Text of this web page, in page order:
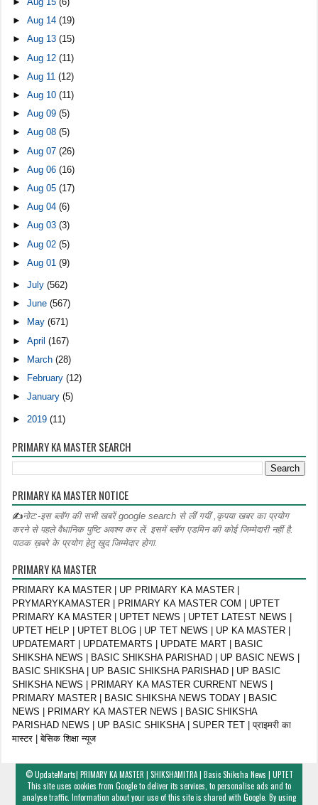
►Aug 14(19)
►Aug 13(15)
►Aug 12(11)
►Aug 11(12)
►Aug 10(11)
►Aug 09(5)
►Aug 08(5)
►Aug 07(26)
►Aug 06(16)
►Aug 05(17)
►Aug 04(6)
►Aug 03(3)
►Aug 02(5)
►Aug 01(9)
►July(562)
►June(567)
►
May(671)
►April(167)
►
March(28)
►
February(12)
►January(5)
► 2019(11)
PRIMARY KA MASTER SEARCH
PRIMARY KA MASTER NOTICE
✍नोट:-इस ब्लॉग की सभी खबरें google search से लीं गयीं ,कृपया खबर का प्रयोग
करने से पहले वैधानिक पुष्टि अवश्य कर लें. इसमें ब्लॉग एडमिन की कोई जिम्मेदारी नहीं है.
पाठक ख़बरे के प्रयोग हेतु खुद जिम्मेदार होगा.
PRIMARY KA MASTER
PRIMARY KA MASTER | UP PRIMARY KA MASTER |
PRYMARYKAMASTER | PRIMARY KA MASTER COM | UPTET
PRIMARY KA MASTER | UPTET NEWS | UPTET LATEST NEWS |
UPTET HELP | UPTET BLOG | UP TET NEWS | UP KA MASTER |
UPDATEMART | UPDATEMARTS | UPDATE MART | BASIC
SHIKSHA NEWS | BASIC SHIKSHA PARISHAD | UP BASIC NEWS |
BASIC SHIKSHA | UP BASIC SHIKSHA PARISHAD | UP BASIC
SHIKSHA NEWS | PRIMARY KA MASTER CURRENT NEWS |
PRIMARY MASTER | BASIC SHIKSHA NEWS TODAY | BASIC
NEWS | PRIMARY KA MASTER NEWS | BASIC SHIKSHA
PARISHAD NEWS | UP BASIC SHIKSHA | SUPER TET | प्राइमरी का
मास्टर | बेसिक शिक्षा न्यूज
©UpdateMarts| PRIMARY KA MASTER | SHIKSHAMITRA | Basic Shiksha News | UPTET
This site uses cookies from Google to deliver its services, to personalise ads and to
analyse traffic. Information about your use of this site is shared with Google. By using